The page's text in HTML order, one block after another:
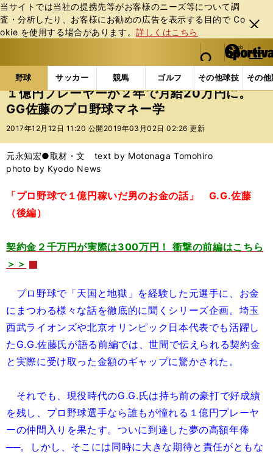
当サイトでは当社の提携先等がお客様のニーズ等について調
査・分析したり、お客様にお勧めの広告を表⽰する⽬的で Co
okie を使⽤する場合があります。詳しくはこちら
閉じ
る
web Sportiva (webスポルティーバ)
検索
マイペ
ー
ジ
メニュ
野球 サッカー 競馬 ゴルフ その他球技 その
b
ス
ポ
ル
バ
野球の記事一覧 プロ野球 １億円プレーヤーが２年
１億円プレーヤーが２年で月給20万円に。
GG佐藤のプロ野球マネー学
2017年12月12日 11:20 公開 2019年03月02日 02:26 更新
元永知宏●取材・文 text by Motonaga Tomohiro
photo by Kyodo News
「プロ野球で１億円稼いだ男のお金の話」 G.G.佐藤
（後編）
契約金２千万円が実際は300万円！ 衝撃の前編はこちら
＞＞
プロ野球で「天国と地獄」を経験した元選手に、お金
にまつわる様々な話を徹底的に聞くシリーズ企画。埼玉
西武ライオンズや北京オリンピック日本代表でも活躍し
たG.G.佐藤氏が語る前編では、世間で伝えられる契約金
と実際に受け取った金額のギャップに驚かされた。
それでも、現役時代のG.G.氏は持ち前の豪打で好成績
を残し、プロ野球選手なら誰もが憧れる１億円プレーヤ
ーの仲間入りを果たす。ついに到達した夢の高額年俸
──。しかし、そこには同時に大きな期待と責任がともな